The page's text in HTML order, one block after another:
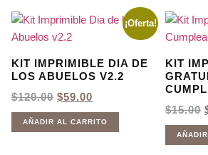
¡Oferta!
KIT IMPRIMIBLE DIA DE
LOS ABUELOS V2.2
$120.00 EL
ORIGINAL
ERA:
$59.00
ACTUAL
ES:
AÑADIR AL CARRITO
KIT
$15.00